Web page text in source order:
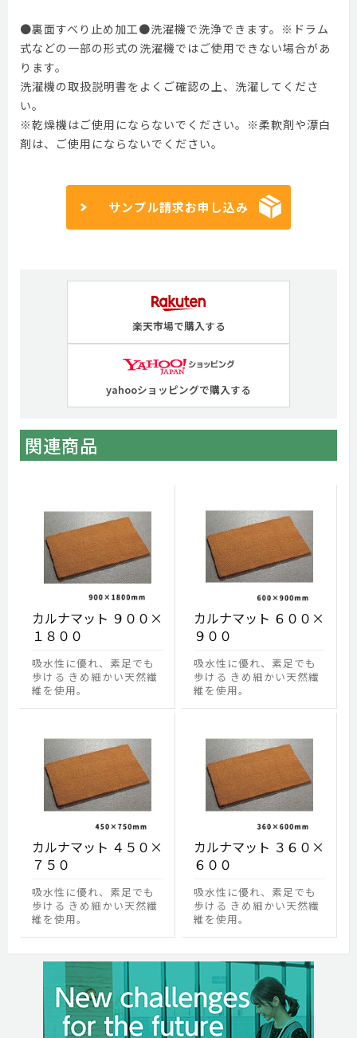
●裏面すべり止め加工●洗濯機で洗浄できます。※ドラム
式などの一部の形式の洗濯機ではご使用できない場合があ
ります。
洗濯機の取扱説明書をよくご確認の上、洗濯してくださ
い。
※乾燥機はご使用にならないでください。※柔軟剤や漂白
剤は、ご使用にならないでください。
サンプル請求お申し込み
楽天市場で購入する
yahooショッピングで購入する
関連商品
カルナマット ９００×
１８００
吸水性に優れ、素足でも
歩ける きめ細かい天然繊
維を使用。
カルナマット ６００×
９００
吸水性に優れ、素足でも
歩ける きめ細かい天然繊
維を使用。
カルナマット ４５０×
７５０
吸水性に優れ、素足でも
歩ける きめ細かい天然繊
維を使用。
カルナマット ３６０×
６００
吸水性に優れ、素足でも
歩ける きめ細かい天然繊
維を使用。